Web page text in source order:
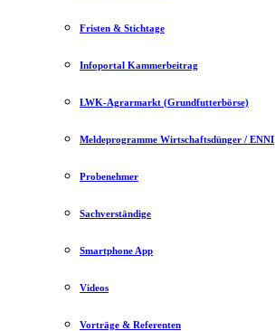
Fristen & Stichtage
Infoportal Kammerbeitrag
LWK-Agrarmarkt (Grundfutterbörse)
Meldeprogramme Wirtschaftsdünger / ENNI
Probenehmer
Sachverständige
Smartphone App
Videos
Vorträge & Referenten